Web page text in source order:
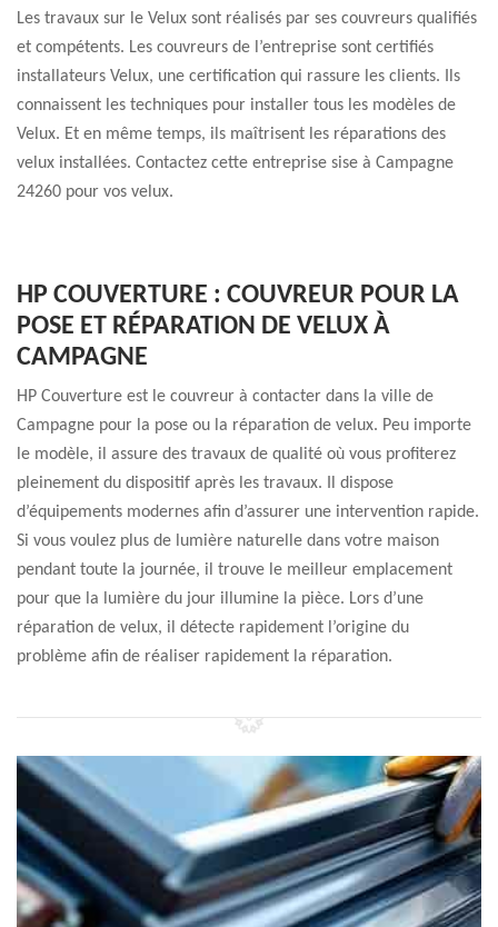
Les travaux sur le Velux sont réalisés par ses couvreurs qualifiés
et compétents. Les couvreurs de l’entreprise sont certifiés
installateurs Velux, une certification qui rassure les clients. Ils
connaissent les techniques pour installer tous les modèles de
Velux. Et en même temps, ils maîtrisent les réparations des
velux installées. Contactez cette entreprise sise à Campagne
24260 pour vos velux.
HP COUVERTURE : COUVREUR POUR LA
POSE ET RÉPARATION DE VELUX À
CAMPAGNE
HP Couverture est le couvreur à contacter dans la ville de
Campagne pour la pose ou la réparation de velux. Peu importe
le modèle, il assure des travaux de qualité où vous profiterez
pleinement du dispositif après les travaux. Il dispose
d’équipements modernes afin d’assurer une intervention rapide.
Si vous voulez plus de lumière naturelle dans votre maison
pendant toute la journée, il trouve le meilleur emplacement
pour que la lumière du jour illumine la pièce. Lors d’une
réparation de velux, il détecte rapidement l’origine du
problème afin de réaliser rapidement la réparation.